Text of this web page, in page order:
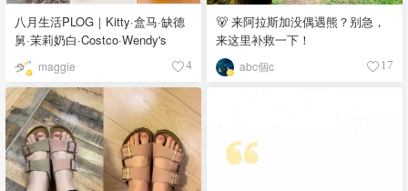
八月生活PLOG｜Kitty·盒马·缺德
舅·茉莉奶白·Costco·Wendy's
maggie 4
🐻 来阿拉斯加没偶遇熊？别急，
来这里补救一下！
abc個c 17